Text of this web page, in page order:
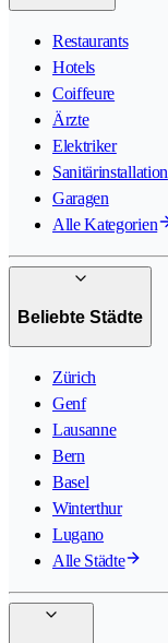
Restaurants
Hotels
Coiffeure
Ärzte
Elektriker
Sanitärinstallation
Garagen
Alle Kategorien
Beliebte Städte
Zürich
Genf
Lausanne
Bern
Basel
Winterthur
Lugano
Alle Städte